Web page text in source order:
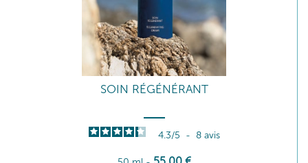
SOIN RÉGÉNÉRANT
4.3/5 - 8 avis